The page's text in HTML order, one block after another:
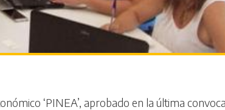
‘PINEA’, aprobado en la última